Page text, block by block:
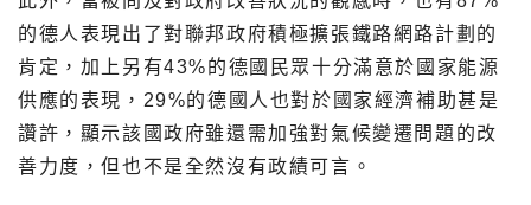
的德人表現出了對聯邦政府積極擴張鐵路網路計劃的
肯定，加上另有43%的德國民眾十分滿意於國家能源
供應的表現，29%的德國人也對於國家經濟補助甚是
讚許，顯示該國政府雖還需加強對氣候變遷問題的改
善力度，但也不是全然沒有政績可言。